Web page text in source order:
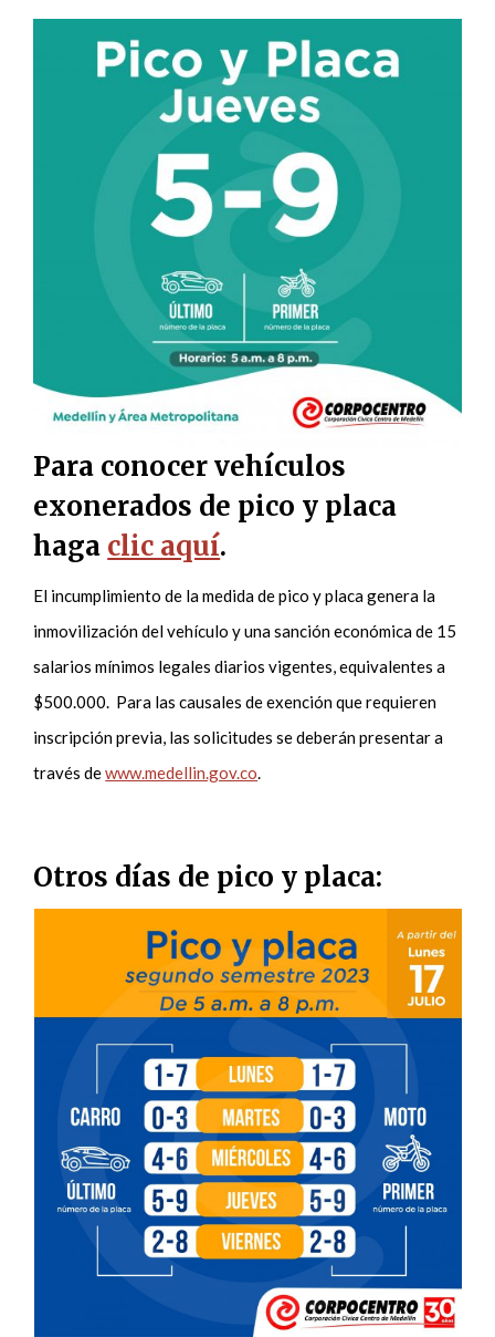
Para conocer vehículos
exonerados de pico y placa
haga clic aquí.
El incumplimiento de la medida de pico y placa genera la
inmovilización del vehículo y una sanción económica de 15
salarios mínimos legales diarios vigentes, equivalentes a
$500.000. Para las causales de exención que requieren
inscripción previa, las solicitudes se deberán presentar a
través dewww.medellin.gov.co.
Otros días de pico y placa: